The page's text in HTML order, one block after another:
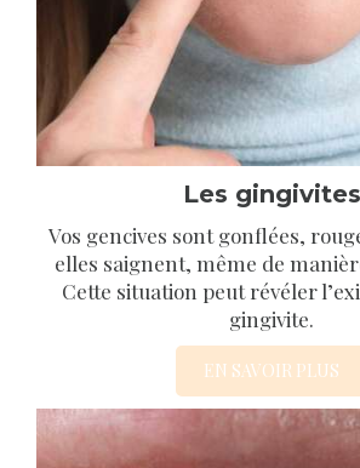
Les gingivites
Vos gencives sont gonflées,
elles saignent, même de
Cette situation peut révéler
gingivite.
EN SAVOIR PLUS